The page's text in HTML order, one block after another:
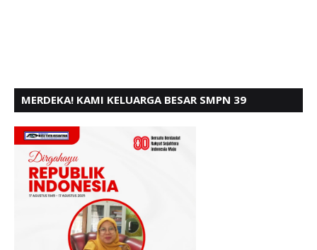
MERDEKA! KAMI KELUARGA BESAR SMPN 39